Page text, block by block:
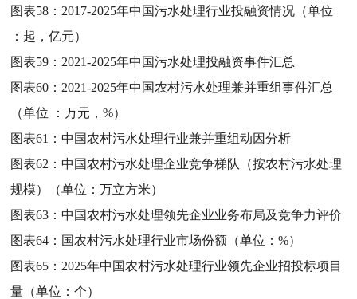
图表58： 2017-2025年中国污水处理行业投融资情况（单位
：起，亿元）
图表59： 2021-2025年中国污水处理投融资事件汇总
图表60： 2021-2025年中国农村污水处理兼并重组事件汇总
（单位 ：万元，%）
图表61：中国农村污水处理行业兼并重组动因分析
图表62：中国农村污水处理企业竞争梯队（按农村污水处理
规模）（单位：万立方米）
图表63：中国农村污水处理领先企业业务布局及竞争力评价
图表64： 国农村污水处理行业市场份额（单位：%）
图表65： 2025年中国农村污水处理行业领先企业招投标项目
量（单位：个）